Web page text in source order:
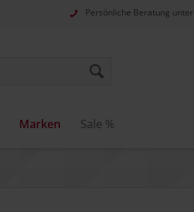
Persönliche Beratung unter
Marken Sale %